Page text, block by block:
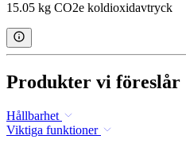
15.05 kg CO2e koldioxidavtryck
Produkter vi föreslår
Hållbarhet
Viktiga funktioner